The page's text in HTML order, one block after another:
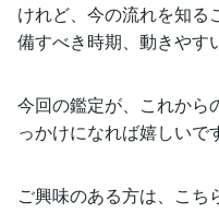
けれど、今の流れを知る
備すべき時期、動きやす
今回の鑑定が、これから
っかけになれば嬉しいで
ご興味のある方は、こち